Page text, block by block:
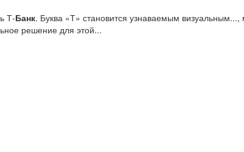
Т-Банк. Буква «Т» становится узнаваемым
решение для этой...